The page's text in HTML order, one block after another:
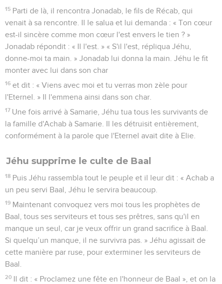
15 Parti de là, il rencontra Jonadab, le fils de Récab, qui
venait à sa rencontre. Il le salua et lui demanda : « Ton cœur
est-il sincère comme mon cœur l'est envers le tien ? »
Jonadab répondit : « Il l'est. » « S'il l'est, répliqua Jéhu,
donne-moi ta main. » Jonadab lui donna la main. Jéhu le fit
monter avec lui dans son char
16 et dit : « Viens avec moi et tu verras mon zèle pour
l'Eternel. » Il l'emmena ainsi dans son char.
17 Une fois arrivé à Samarie, Jéhu tua tous les survivants de
la famille d'Achab à Samarie. Il les détruisit entièrement,
conformément à la parole que l'Eternel avait dite à Elie.
Jéhu supprime le culte de Baal
18 Puis Jéhu rassembla tout le peuple et il leur dit : « Achab a
un peu servi Baal, Jéhu le servira beaucoup.
19 Maintenant convoquez vers moi tous les prophètes de
Baal, tous ses serviteurs et tous ses prêtres, sans qu'il en
manque un seul, car je veux offrir un grand sacrifice à Baal.
Si quelqu’un manque, il ne survivra pas. » Jéhu agissait de
cette manière par ruse, pour exterminer les serviteurs de
Baal.
20 Il dit : « Proclamez une fête en l'honneur de Baal », et on la